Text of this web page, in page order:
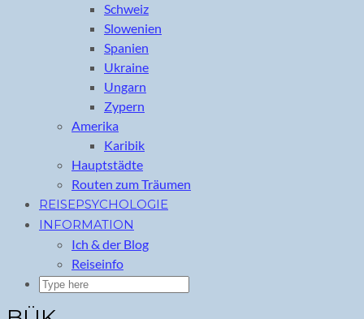
Schweiz
Slowenien
Spanien
Ukraine
Ungarn
Zypern
Amerika
Karibik
Hauptstädte
Routen zum Träumen
REISEPSYCHOLOGIE
INFORMATION
Ich & der Blog
Reiseinfo